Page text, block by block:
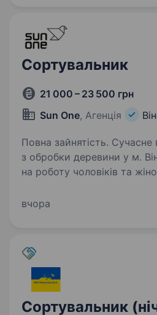
комплектувальника…
Сортувальник
21 000 – 23 500 грн
Sun One, Агенція
Повна зайнятість. Сучасне виробництво
з обробки деревини у м.
на роботу чоловіків та жінок! Гнучкий
АБО тільки денні зміни
вчора
Сортувальник